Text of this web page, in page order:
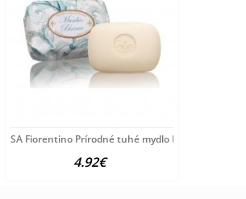
SA Fiorentino Prírodné tuhé mydlo Biele pižmo 200 g
4.92€